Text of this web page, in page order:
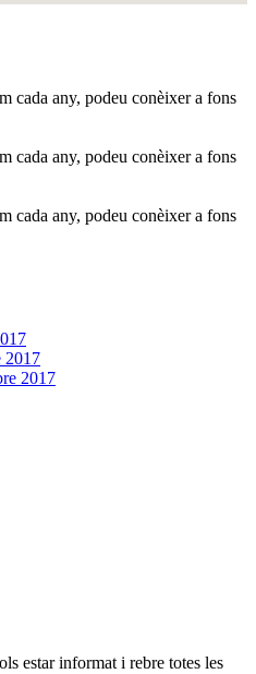
cada any, podeu conèixer a fons
cada any, podeu conèixer a fons
cada any, podeu conèixer a fons
2017
2017
estar informat i rebre totes les